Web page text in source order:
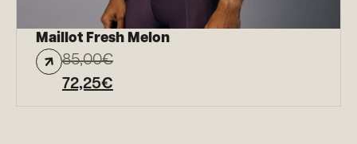
Maillot Fresh Melon
85,00€
72,25€